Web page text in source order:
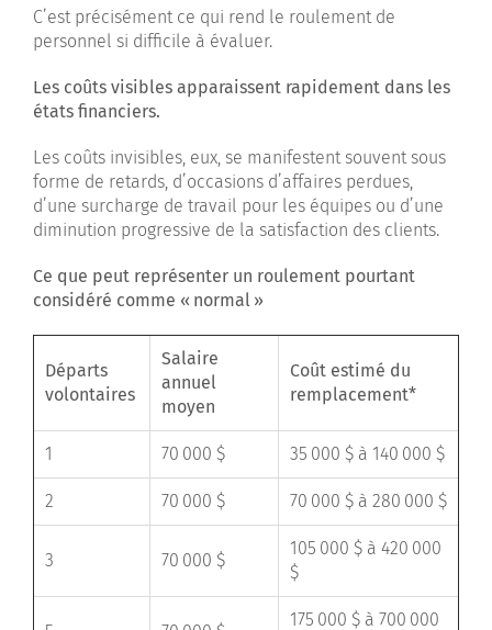
C’est précisément ce qui rend le roulement de
personnel si difficile à évaluer.
Les coûts visibles apparaissent rapidement dans les
états financiers.
Les coûts invisibles, eux, se manifestent souvent sous
forme de retards, d’occasions d’affaires perdues,
d’une surcharge de travail pour les équipes ou d’une
diminution progressive de la satisfaction des clients.
Ce que peut représenter un roulement pourtant
considéré comme « normal»
Départs
volontaires
Salaire
annuel
moyen
Coût estimé du
remplacement*
1 70 000 $ 35 000 $ à 140 000 $
2 70 000 $ 70 000 $ à 280 000 $
3 70 000 $
105 000 $ à 420 000
$
175 000 $ à 700 000